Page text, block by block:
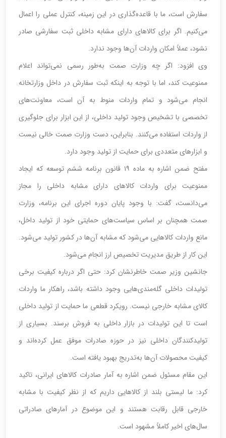
سفارش است، ما با قاعده‌گذاری در این زمینه، کنترل عملی را اعمال
می‌کنیم. اگر برای کالاهای دارای مشابه داخلی ثبت سفارشی صادر
نشود، عملاً امکان واردات آن‌ها وجود ندارد.
وی افزود: اگر چه وزارت صمت به‌طور رسمی نمی‌تواند اعلام
ممنوعیت کند، اما با توجه به اینکه ثبت سفارش در داخل وزارتخانه
انجام می‌شود و تمام واردات منوط به آن است، معاونت‌های
تخصصی با تشخیص وجود تولید داخلی، از این ابزار برای جلوگیری
از واردات استفاده می‌کنند. بنابراین، دست وزارت صمت خالی نیست
و ابزارهای متعددی برای حمایت از تولید وجود دارد.
مفتح ضمن اشاره به ماده ۱۹ قانون برنامه ششم توسعه که ایجاد
ممنوعیت برای واردات کالاهای دارای مشابه داخلی را مجاز
می‌دانست، گفت: با وجود پایان دوره اجرای این برنامه، وزارت
صمت همچنان بر اساس سیاست‌های حمایتی خود از تولید داخل،
مانع واردات کالاهایی می‌شود که مشابه آن‌ها در کشور تولید می‌شود.
این کار از طریق مدیریت تخصیص ارز انجام می‌شود.
جانشین وزیر صمت خاطرنشان کرد: حتی اگر درباره کیفیت برخی
تولیدات داخلی گله‌مندی‌هایی وجود داشته باشد، راهکار ما واردات
کالای مشابه خارجی نیست. رویکرد قطعی ما حمایت از تولید داخلی
است تا این تولیدات در بازار داخلی به فروش برسند. بسیاری از
تولیدکنندگان داخلی نیز در حوزه صادرات موفق عمل کرده‌اند و
کیفیت محصولات آن‌ها به‌تدریج بهبود یافته است.
این مقام مسئول ضمن اشاره به آمار صادرات کالاهای ایرانی، تاکید
کرد: ما لیستی بلند از کالاهایی داریم که از نظر کیفیت با مشابه
خارجی قابل رقابت هستند و این موضوع در آمارهای صادراتی
سال‌های اخیر کاملاً مشهود است.